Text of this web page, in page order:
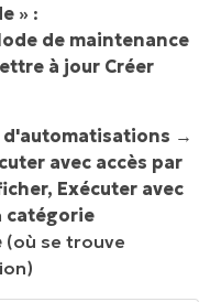
» :
de maintenance
à jour Créer
→
avec accès par
Exécuter avec
catégorie
(où se trouve